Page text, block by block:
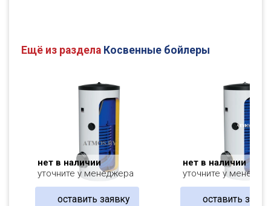
Ещё из раздела Косвенные бойлеры
нет в наличии
уточните у менеджера
оставить заявку
нет в наличии
уточните у
оставить